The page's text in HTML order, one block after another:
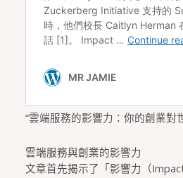
“雲端服務的影響力：你的創業對
雲端服務與創業的影響力
文章首先揭示了「影響力（